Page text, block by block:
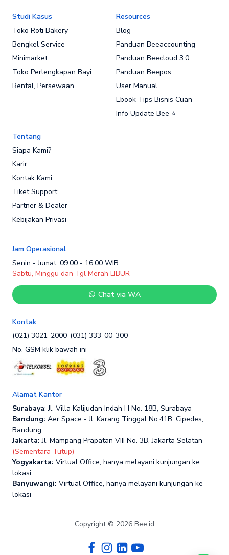
Studi Kasus
Toko Roti Bakery
Bengkel Service
Minimarket
Toko Perlengkapan Bayi
Rental, Persewaan
Resources
Blog
Panduan Beeaccounting
Panduan Beecloud 3.0
Panduan Beepos
User Manual
Ebook Tips Bisnis Cuan
Info Update Bee ⭐
Tentang
Siapa Kami?
Karir
Kontak Kami
Tiket Support
Partner & Dealer
Kebijakan Privasi
Jam Operasional
Senin - Jumat, 09:00 - 16:00 WIB
Sabtu, Minggu dan Tgl Merah LIBUR
Chat via WA
Kontak
(021) 3021-2000 (031) 333-00-300
No. GSM klik bawah ini
Alamat Kantor
Surabaya: Jl. Villa Kalijudan Indah H No. 18B, Surabaya
Bandung: Aer Space - Jl. Karang Tinggal No.41B, Cipedes,
Bandung
Jakarta: Jl. Mampang Prapatan VIII No. 3B, Jakarta Selatan
(Sementara Tutup)
Yogyakarta: Virtual Office, hanya melayani kunjungan ke
lokasi
Banyuwangi: Virtual Office, hanya melayani kunjungan ke
lokasi
Copyright © 2026 Bee.id